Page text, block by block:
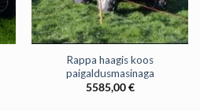
Rappa haagis koos
paigaldusmasinaga
5585,00€